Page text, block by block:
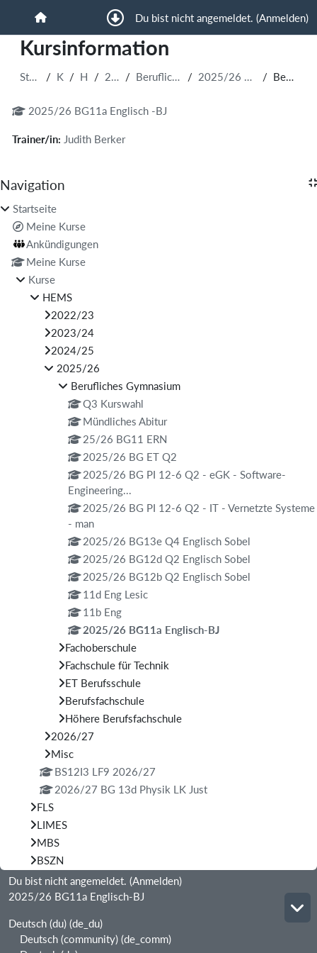
Startseite Du bist nicht angemeldet. (Anmelden)
Kursinformation
Startseite Kurse HEMS 2025/26 Berufliches Gymnasium 2025/26 BG11a Englisch-BJ Beschreibung
2025/26 BG11a Englisch -BJ
Trainer/in: Judith Berker
Blöcke
Navigation überspringen
Navigation
Startseite
Meine Kurse
Ankündigungen
Meine Kurse
Kurse
HEMS
2022/23
2023/24
2024/25
2025/26
Berufliches Gymnasium
Q3 Kurswahl
Mündliches Abitur
25/26 BG11 ERN
2025/26 BG ET Q2
2025/26 BG PI 12-6 Q2 - eGK - Software-
Engineering...
2025/26 BG PI 12-6 Q2 - IT - Vernetzte Systeme
- man
2025/26 BG13e Q4 Englisch Sobel
2025/26 BG12d Q2 Englisch Sobel
2025/26 BG12b Q2 Englisch Sobel
11d Eng Lesic
11b Eng
2025/26 BG11a Englisch-BJ
Fachoberschule
Fachschule für Technik
ET Berufsschule
Berufsfachschule
Höhere Berufsfachschule
2026/27
Misc
BS12I3 LF9 2026/27
2026/27 BG 13d Physik LK Just
FLS
LIMES
MBS
BSZN
Du bist nicht angemeldet. (Anmelden)
2025/26 BG11a Englisch-BJ
Deutsch (du) ‎(de_du)‎
Deutsch (community) ‎(de_comm)‎